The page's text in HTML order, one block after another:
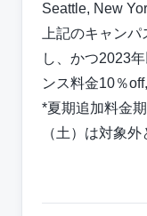
Seattle, New
上記のキャン
し、かつ2023
ンス料金10％off,
*夏期追加料金
（土）は対象外